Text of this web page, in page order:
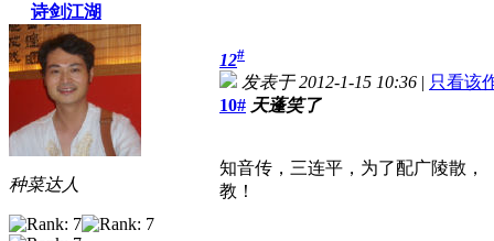
诗剑江湖
种菜达人
12#
发表于 2012-1-15 10:36 | 只看该
10# 天蓬笑了
知音传，三连平，为了配广陵散，
教！